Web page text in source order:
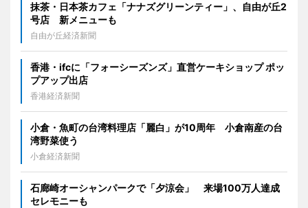
抹茶・日本茶カフェ「ナナズグリーンティー」、自由が丘2
号店 新メニューも
自由が丘経済新聞
香港・ifcに「フォーシーズンズ」直営ケーキショップ ポッ
プアップ出店
香港経済新聞
小倉・魚町の台湾料理店「麗白」が10周年 小倉南産の台
湾野菜使う
小倉経済新聞
石廊崎オーシャンパークで「夕涼会」 来場100万人達成
セレモニーも